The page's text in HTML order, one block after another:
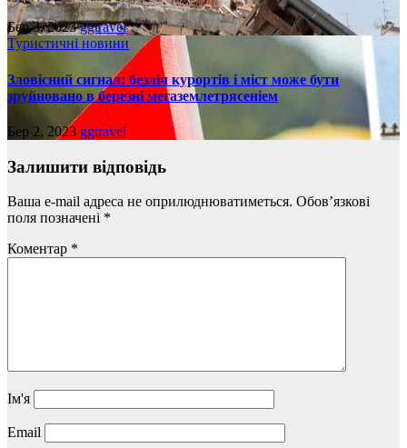
Бер 3, 2023ggtravel
Туристичні новини
Зловісний сигнал: безліч курортів і міст може бути
зруйновано в березні мегаземлетрясеніем
Бер 2, 2023 ggtravel
Залишити відповідь
Ваша e-mail адреса не оприлюднюватиметься. Обов’язкові
поля позначені *
Коментар *
Ім'я
Email